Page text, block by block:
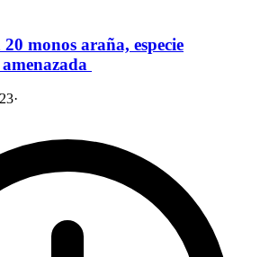
monos araña, especie
·